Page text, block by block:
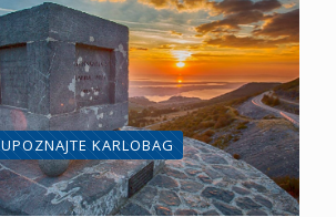
UPOZNAJTE KARLOBAG